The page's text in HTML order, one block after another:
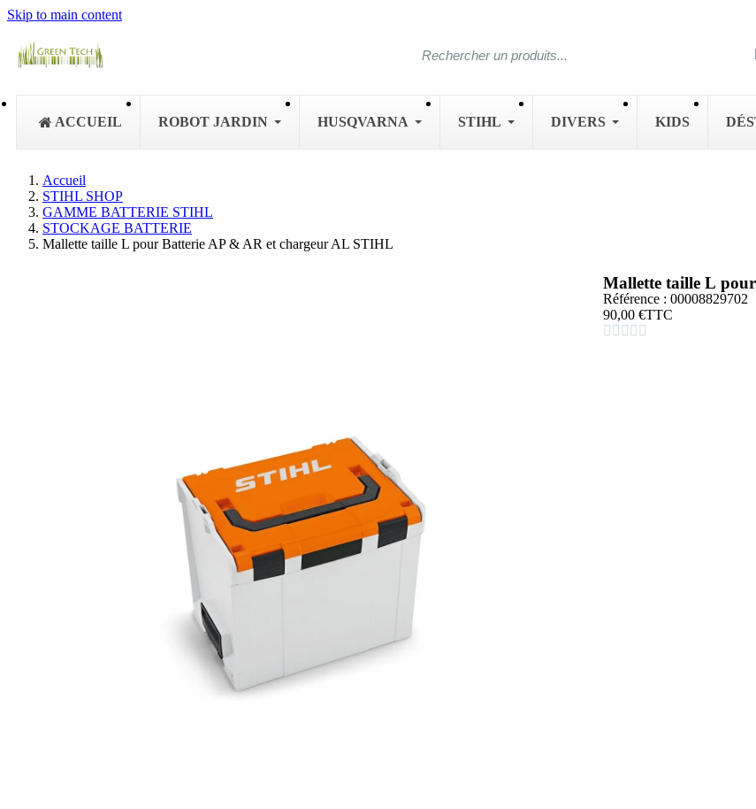
Skip to main content
ACCUEIL ROBOT JARDIN HUSQVARNA STIHL DIVERS KIDS
Accueil
STIHL SHOP
GAMME BATTERIE STIHL
STOCKAGE BATTERIE
Mallette taille L pour Batterie AP & AR et chargeur AL STIHL
Mallette taille L
Référence : 00008829702
90,00 €TTC
    